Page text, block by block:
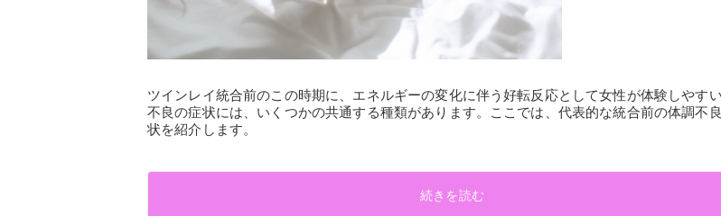
ツインレイ統合前のこの時期に、エネルギーの変化に伴う好転反応として女性が体験しやす
不良の症状には、いくつかの共通する種類があります。ここでは、代表的な統合前の体調不
状を紹介します。
続きを読む